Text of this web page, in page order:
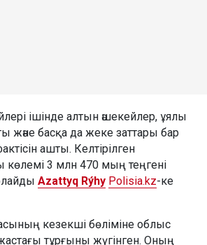
ішінде алтын әшекейлер, ұялы
және басқа да жеке заттары бар
ашты. Келтірілген
3 млн 470 мың теңгені
Azattyq Rýhy Polisia.kz-ке
кезекші бөліміне облыс
тұрғыны жүгінген. Оның